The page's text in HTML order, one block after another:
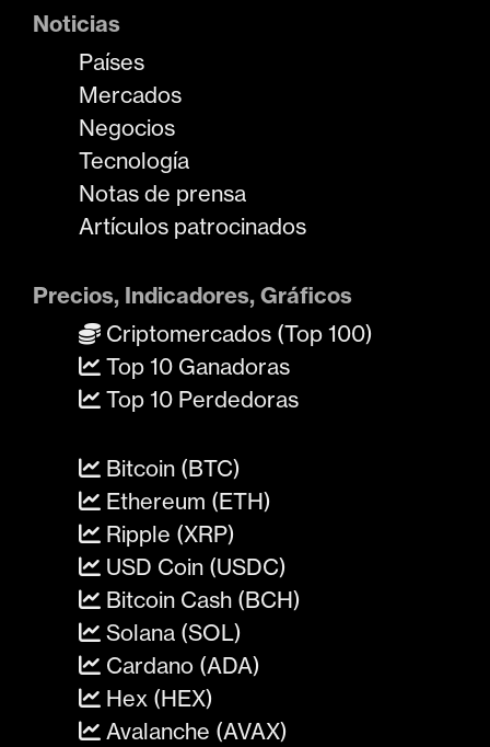
Noticias
Países
Mercados
Negocios
Tecnología
Notas de prensa
Artículos patrocinados
Precios, Indicadores, Gráficos
Criptomercados (Top 100)
Top 10 Ganadoras
Top 10 Perdedoras
Bitcoin (BTC)
Ethereum (ETH)
Ripple (XRP)
USD Coin (USDC)
Bitcoin Cash (BCH)
Solana (SOL)
Cardano (ADA)
Hex (HEX)
Avalanche (AVAX)